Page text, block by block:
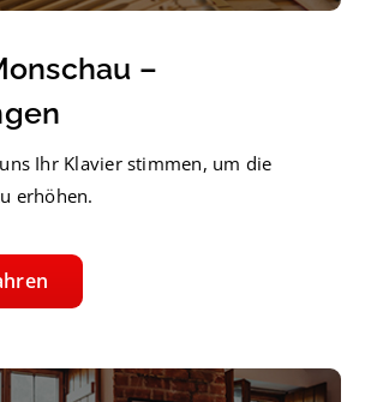
–
Ihr Klavier stimmen, um die
erhöhen.